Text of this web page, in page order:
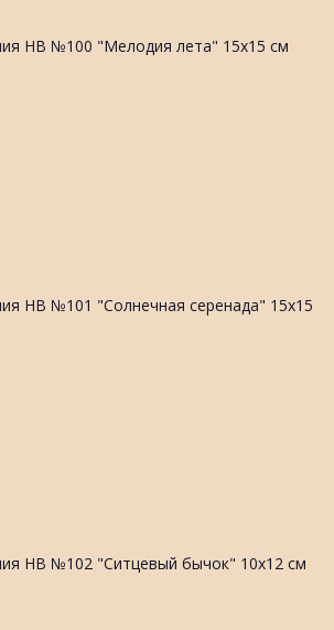
НВ №100 "Мелодия лета" 15х15 см
НВ №101 "Солнечная серенада" 15х15
НВ №102 "Ситцевый бычок" 10х12 см